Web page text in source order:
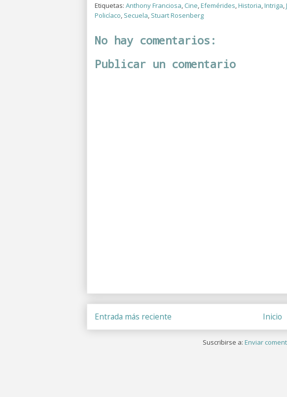
Etiquetas: Anthony Franciosa, Cine,Efemérides,Historia,Intriga,
Policíaco, Secuela, Stuart Rosenberg
No hay comentarios:
Publicar un comentario
Entrada más reciente Inicio
Suscribirse a: Enviar